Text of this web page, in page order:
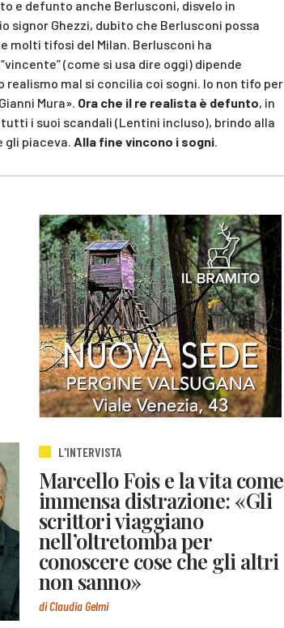
e defunto anche Berlusconi, disvelo in
signor Ghezzi, dubito che Berlusconi possa
molti tifosi del Milan. Berlusconi ha
(come si usa dire oggi) dipende
mal si concilia coi sogni. Io non tifo per
Mura». Ora che il re realista è defunto, in
i suoi scandali (Lentini incluso), brindo alla
gli piaceva. Alla fine vincono i sogni
L'INTERVISTA
Marcello Fois e la vita come
immensa distrazione: «Gli
scrittori viaggiano
nell’oltretomba per
conoscere cose che gli altri
non sanno»
di Claudia Gelmi